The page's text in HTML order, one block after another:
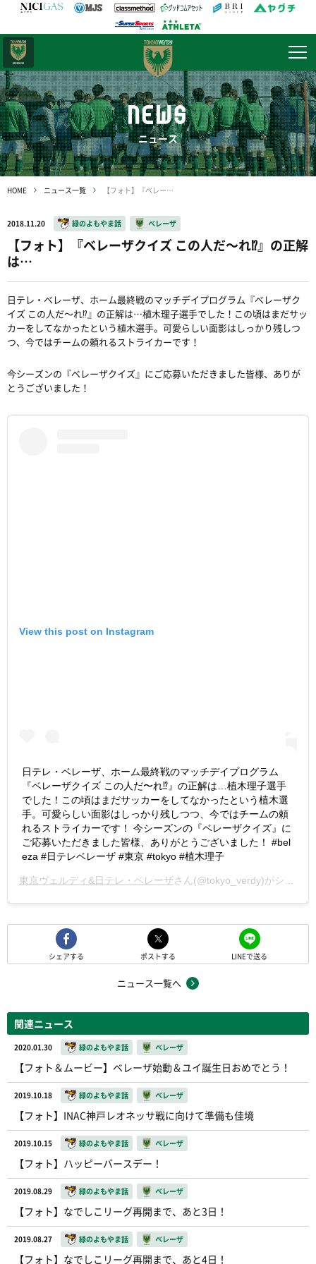
NEWS
ニュース
HOME ニュース一覧 【フォト】『ベレーザクイズ この人だ〜れ⁉︎』の正解は…
2018.11.20 緑のよもやま話 ベレーザ
【フォト】『ベレーザクイズ この人だ〜れ⁉︎』の正解
は…
日テレ・ベレーザ、ホーム最終戦のマッチデイプログラム『ベレーザク
イズ この人だ〜れ⁉︎』の正解は…植木理子選手でした！この頃はまだサッ
カーをしてなかったという植木選手。可愛らしい面影はしっかり残しつ
つ、今ではチームの頼れるストライカーです！
今シーズンの『ベレーザクイズ』にご応募いただきました皆様、ありが
とうございました！
View this post on Instagram
日テレ・ベレーザ、ホーム最終戦のマッチデイプログラム
『ベレーザクイズ この人だ〜れ⁉︎』の正解は…植木理子選手
でした！この頃はまだサッカーをしてなかったという植木選
手。可愛らしい面影はしっかり残しつつ、今ではチームの頼
れるストライカーです！ 今シーズンの『ベレーザクイズ』に
ご応募いただきました皆様、ありがとうございました！ #bel
eza #日テレベレーザ #東京 #tokyo #植木理子
東京ヴェルディ&日テレ・ベレーザさん(@tokyo_verdy)がシェアした投稿 -
シェアする ポストする LINEで送る
ニュース一覧へ
関連ニュース
2020.01.30 緑のよもやま話 ベレーザ
【フォト＆ムービー】ベレーザ始動＆ユイ誕生日おめでとう！
2019.10.18 緑のよもやま話 ベレーザ
【フォト】INAC神戸レオネッサ戦に向けて準備も佳境
2019.10.15 緑のよもやま話 ベレーザ
【フォト】ハッピーバースデー！
2019.08.29 緑のよもやま話 ベレーザ
【フォト】なでしこリーグ再開まで、あと3日！
2019.08.27 緑のよもやま話 ベレーザ
【フォト】なでしこリーグ再開まで、あと4日！